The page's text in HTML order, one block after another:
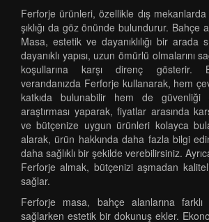
Ferforje ürünleri, özellikle dış mekanlarda
şıklığı da göz önünde bulundurur. Bahçe
Masa, estetik ve dayanıklılığı bir arada
dayanıklı yapısı, uzun ömürlü olmalarını
koşullarına karşı direnç gösterir.
verandanızda Ferforje kullanarak, hem
katkıda bulunabilir hem de güvenliği
araştırması yaparak, fiyatlar arasında
ve bütçenize uygun ürünleri kolayca
alarak, ürün hakkında daha fazla bilgi
daha sağlıklı bir şekilde verebilirsiniz.
Ferforje almak, bütçenizi aşmadan
sağlar.
Ferforje masa, bahçe alanlarına
sağlarken estetik bir dokunuş ekler.